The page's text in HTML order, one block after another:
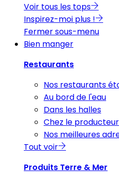
Voir tous les tops
Inspirez-moi plus !
Fermer sous-menu
Bien manger
Restaurants
Nos restaurants
Au bord de l'eau
Dans les halles
Chez le producteur
Nos meilleures
Tout voir
Produits Terre & Mer